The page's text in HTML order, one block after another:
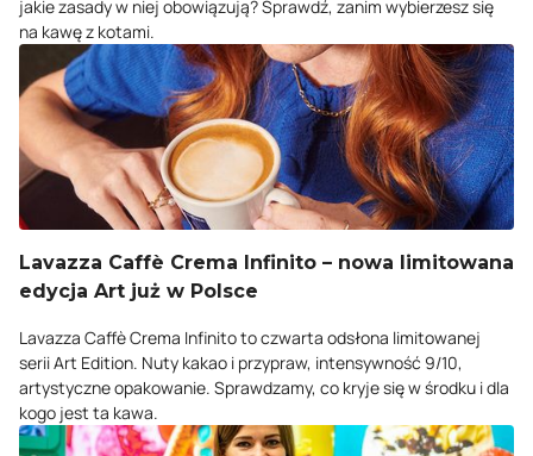
jakie zasady w niej obowiązują? Sprawdź, zanim wybierzesz się
na kawę z kotami.
Lavazza Caffè Crema Infinito – nowa limitowana
edycja Art już w Polsce
Lavazza Caffè Crema Infinito to czwarta odsłona limitowanej
serii Art Edition. Nuty kakao i przypraw, intensywność 9/10,
artystyczne opakowanie. Sprawdzamy, co kryje się w środku i dla
kogo jest ta kawa.